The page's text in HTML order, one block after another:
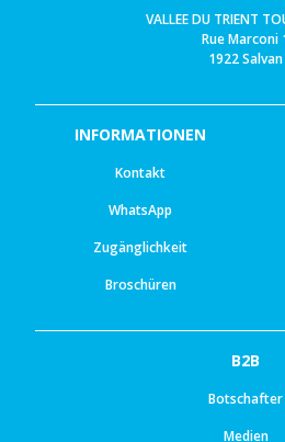
VALLEE DU TRIENT
Rue Marconi
1922 Salvan
INFORMATIONEN
Kontakt
WhatsApp
Zugänglichkeit
Broschüren
B2B
Botschafter
Medien